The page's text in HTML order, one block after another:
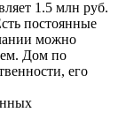
1.5 млн руб.
постоянные
можно
Дом по
его